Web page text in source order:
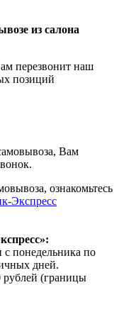
из салона
перезвонит наш
позиций
Вам
ознакомьтесь
Экспресс
с понедельника по
дней.
(границы